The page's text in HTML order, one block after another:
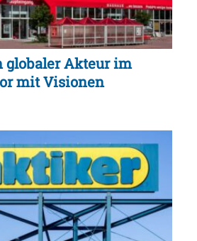
globaler Akteur im
mit Visionen